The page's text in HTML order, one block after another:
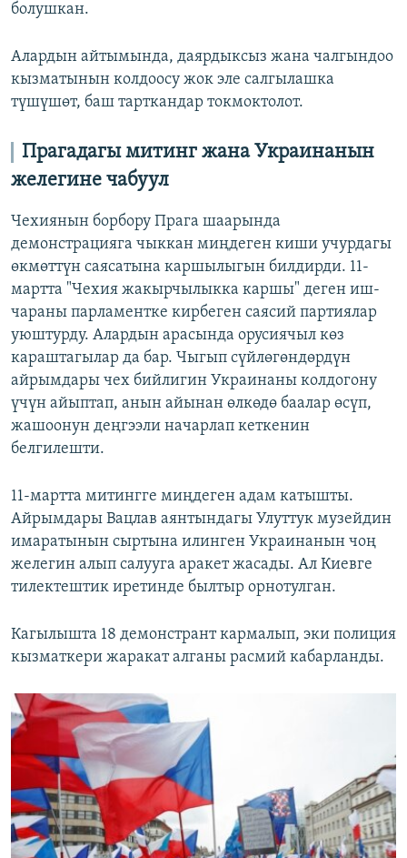
болушкан.
Алардын айтымында, даярдыксыз жана чалгындоо
кызматынын колдоосу жок эле салгылашка
түшүшөт, баш тарткандар токмоктолот.
Прагадагы митинг жана Украинанын
желегине чабуул
Чехиянын борбору Прага шаарында
демонстрацияга чыккан миңдеген киши учурдагы
өкмөттүн саясатына каршылыгын билдирди. 11-
мартта "Чехия жакырчылыкка каршы" деген иш-
чараны парламентке кирбеген саясий партиялар
уюштурду. Алардын арасында орусиячыл көз
караштагылар да бар. Чыгып сүйлөгөндөрдүн
айрымдары чех бийлигин Украинаны колдогону
үчүн айыптап, анын айынан өлкөдө баалар өсүп,
жашоонун деңгээли начарлап кеткенин
белгилешти.
11-мартта митингге миңдеген адам катышты.
Айрымдары Вацлав аянтындагы Улуттук музейдин
имаратынын сыртына илинген Украинанын чоң
желегин алып салууга аракет жасады. Ал Киевге
тилектештик иретинде былтыр орнотулган.
Кагылышта 18 демонстрант кармалып, эки полиция
кызматкери жаракат алганы расмий кабарланды.